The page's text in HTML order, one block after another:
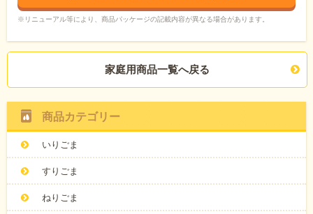
※リニューアル等により、商品パッケージの記載内容が異なる場合があります。
家庭用商品一覧へ戻る
商品カテゴリー
いりごま
すりごま
ねりごま